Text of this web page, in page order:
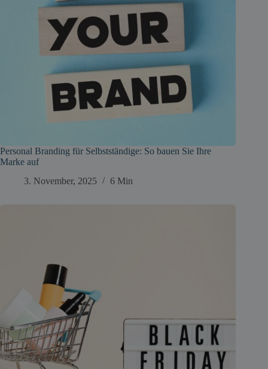
Personal Branding für Selbstständige: So bauen Sie Ihre
Marke auf
3. November, 2025
6 Min